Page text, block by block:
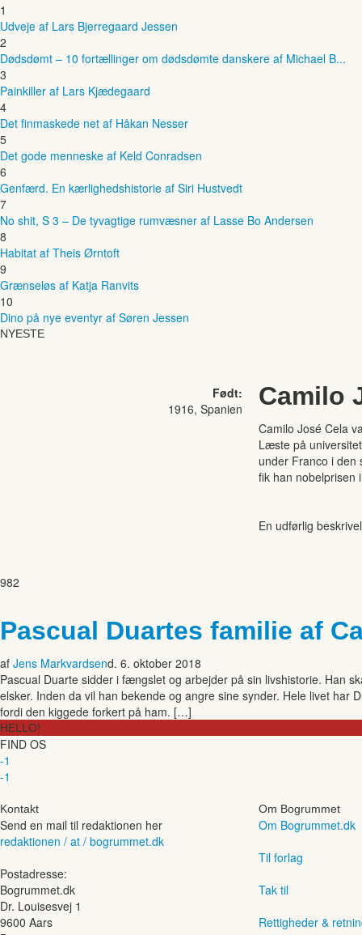
1
Udveje af Lars Bjerregaard Jessen
2
Dødsdømt – 10 fortællinger om dødsdømte danskere af Michael B...
3
Painkiller af Lars Kjædegaard
4
Det finmaskede net af Håkan Nesser
5
Det gode menneske af Keld Conradsen
6
Genfærd. En kærlighedshistorie af Siri Hustvedt
7
No shit, S 3 – De tyvagtige rumvæsner af Lasse Bo Andersen
8
Habitat af Theis Ørntoft
9
Grænseløs af Katja Ranvits
10
Dino på nye eventyr af Søren Jessen
NYESTE
Født:
1916, Spanien
Camilo
Camilo José Cela
Læste på
under Franco i den
fik han nobelprisen
En udførlig
982
Pascual Duartes familie af
af Jens Markvardsend. 6. oktober 2018
Pascual Duarte sidder i fængslet og arbejder på sin livshistorie. Han
elsker. Inden da vil han bekende og angre sine synder. Hele livet
fordi den kiggede forkert på ham. […]
HELLO!
FIND OS
-1
-1
Kontakt
Send en mail til redaktionen her
redaktionen / at / bogrummet.dk
Postadresse:
Bogrummet.dk
Dr. Louisesvej 1
9600 Aars
Om Bogrummet
Om Bogrummet.dk
Til forlag
Tak til
Rettigheder &